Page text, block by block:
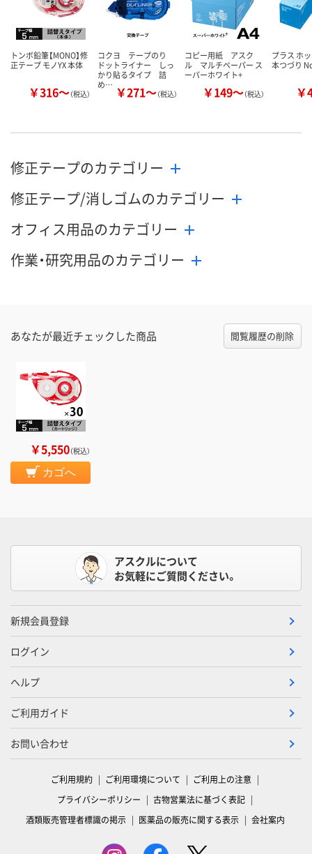
トンボ鉛筆【MONO】修
正テープ モノYX 本体
￥316～（税込）
コクヨ テープのり
ドットライナー しっ
かり貼るタイプ 詰
め… ￥271～（税込）
コピー用紙 アスク
ル マルチペーパー ス
ーパーホワイト+
￥149～（税込）
プラス ホ
本つづり
￥
修正テープのカテゴリー
修正テープ/消しゴムのカテゴリー
オフィス用品のカテゴリー
作業・研究用品のカテゴリー
あなたが最近チェックした商品 閲覧履歴の削除
￥5,550（税込）
カゴへ
アスクルについて
お気軽にご質問ください。
新規会員登録
ログイン
ヘルプ
ご利用ガイド
お問い合わせ
ご利用規約 ご利用環境について
ご利用上の注意
プライバシーポリシー
古物営業法に基づく表記
酒類販売管理者標識の掲示
医薬品の販売に関する表示 会社案内